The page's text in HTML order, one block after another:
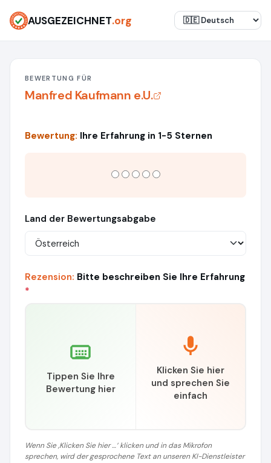
AUSGEZEICHNET.org
BEWERTUNG FÜR
Manfred Kaufmann e.U.
Bewertung: Ihre Erfahrung in 1-5 Sternen
Land der Bewertungsabgabe
Rezension: Bitte beschreiben Sie Ihre Erfahrung
*
Tippen Sie Ihre
Bewertung hier
Klicken Sie hier
und sprechen Sie
einfach
Wenn Sie ‚Klicken Sie hier …‘ klicken und in das Mikrofon
sprechen, wird der gesprochene Text an unseren KI-Dienstleister